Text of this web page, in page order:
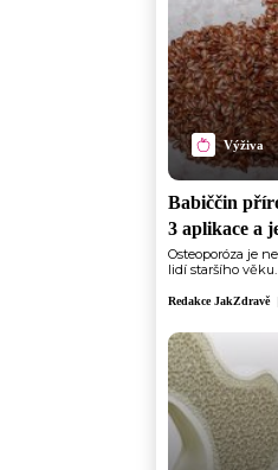
Výživa
Babiččin
3 aplikace a
Osteoporóza je
lidí staršího
Redakce JakZdravě